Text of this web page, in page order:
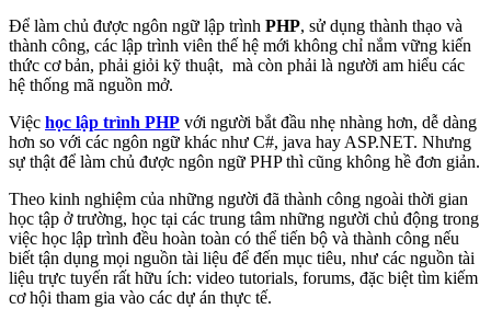
Để làm chủ được ngôn ngữ lập trình PHP, sử dụng thành thạo và
thành công, các lập trình viên thế hệ mới không chỉ nắm vững kiến
thức cơ bản, phải giỏi kỹ thuật, mà còn phải là người am hiểu các
hệ thống mã nguồn mở.
Việc học lập trình PHP với người bắt đầu nhẹ nhàng hơn, dễ dàng
hơn so với các ngôn ngữ khác như C#, java hay ASP.NET. Nhưng
sự thật để làm chủ được ngôn ngữ PHP thì cũng không hề đơn giản.
Theo kinh nghiệm của những người đã thành công ngoài thời gian
học tập ở trường, học tại các trung tâm những người chủ động trong
việc học lập trình đều hoàn toàn có thể tiến bộ và thành công nếu
biết tận dụng mọi nguồn tài liệu để đến mục tiêu, như các nguồn tài
liệu trực tuyến rất hữu ích: video tutorials, forums, đặc biệt tìm kiếm
cơ hội tham gia vào các dự án thực tế.